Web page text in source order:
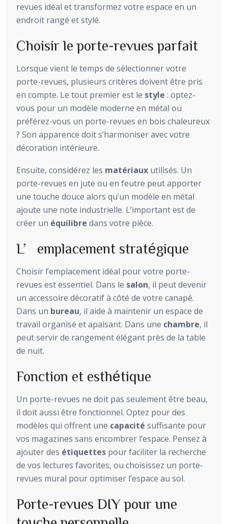
revues idéal et transformez votre espace en un
endroit rangé et stylé.
Choisir le porte-revues parfait
Lorsque vient le temps de sélectionner votre
porte-revues, plusieurs critères doivent être pris
en compte. Le tout premier est le style : optez-
vous pour un modèle moderne en métal ou
préférez-vous un porte-revues en bois chaleureux
? Son apparence doit s’harmoniser avec votre
décoration intérieure.
Ensuite, considérez les matériaux utilisés. Un
porte-revues en jute ou en feutre peut apporter
une touche douce alors qu’un modèle en métal
ajoute une note industrielle. L’important est de
créer un équilibre dans votre pièce.
L’emplacement stratégique
Choisir l’emplacement idéal pour votre porte-
revues est essentiel. Dans le salon, il peut devenir
un accessoire décoratif à côté de votre canapé.
Dans un bureau, il aide à maintenir un espace de
travail organisé et apaisant. Dans une chambre, il
peut servir de rangement élégant près de la table
de nuit.
Fonction et esthétique
Un porte-revues ne doit pas seulement être beau,
il doit aussi être fonctionnel. Optez pour des
modèles qui offrent une capacité suffisante pour
vos magazines sans encombrer l’espace. Pensez à
ajouter des étiquettes pour faciliter la recherche
de vos lectures favorites, ou choisissez un porte-
revues mural pour optimiser l’espace au sol.
Porte-revues DIY pour une